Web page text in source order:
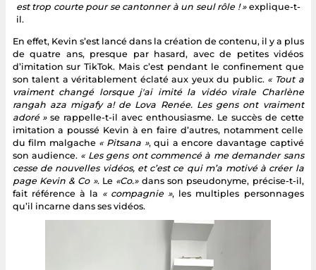
est trop courte pour se cantonner à un seul rôle ! »explique-t-
il.
En effet, Kevin s’est lancé dans la création de contenu, il y a plus
de quatre ans, presque par hasard, avec de petites vidéos
d’imitation sur TikTok. Mais c’est pendant le confinement que
son talent a véritablement éclaté aux yeux du public. « Tout a
vraiment changé lorsque j'ai imité la vidéo virale Charlène
rangah aza migafy a! de Lova Renée. Les gens ont vraiment
adoré »se rappelle-t-il avec enthousiasme. Le succès de cette
imitation a poussé Kevin à en faire d’autres, notamment celle
du film malgache « Pitsana », qui a encore davantage captivé
son audience. « Les gens ont commencé à me demander sans
cesse de nouvelles vidéos, et c’est ce qui m’a motivé à créer la
page Kevin & Co ». Le «Co.»dans son pseudonyme, précise-t-il,
fait référence à la « compagnie », les multiples personnages
qu’il incarne dans ses vidéos.